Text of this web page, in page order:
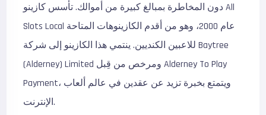
دون المخاطرة بمبالغ كبيرة من أموالك. تأسس كازينو All
Slots Local عام 2000، وهو من أقدم الكازينوهات المتاحة
للاعبين الكنديين. ينتمي هذا الكازينو إلى شركة Baytree
(Alderney) Limited ومرخص من قِبل Alderney To Play
Payment، ويتمتع بخبرة تزيد عن عقدين في عالم ألعاب
الإنترنت.